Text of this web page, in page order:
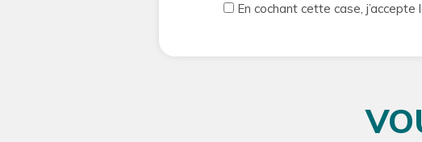
En cochant cette case, j’accepte